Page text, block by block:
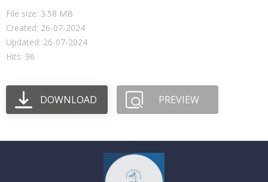
File size: 3.58 MB
Created: 26-07-2024
Updated: 26-07-2024
Hits: 96
DOWNLOAD PREVIEW